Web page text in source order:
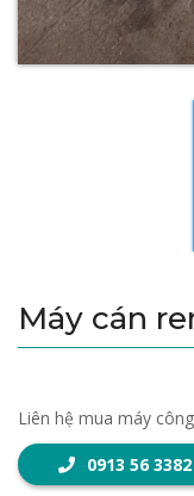
Máy cán
Liên hệ mua máy
0913 56 3382